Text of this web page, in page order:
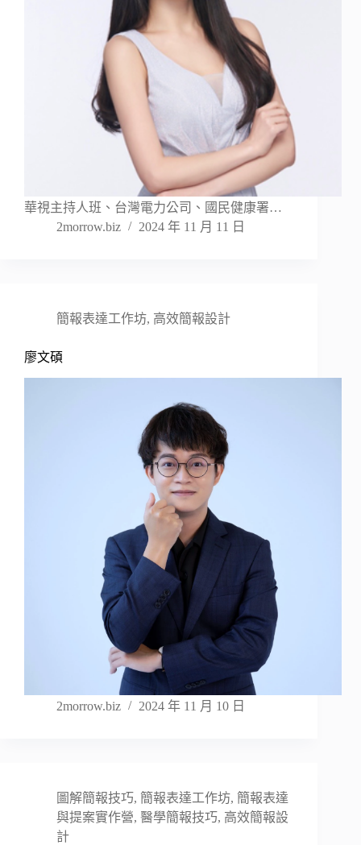
華視主持人班、台灣電力公司、國民健康署…
2morrow.biz
2024 年 11 月 11 日
簡報表達工作坊, 高效簡報設計
廖文碩
2morrow.biz 2024 年 11 月 10 日
圖解簡報技巧, 簡報表達工作坊, 簡報表達
與提案實作營, 醫學簡報技巧, 高效簡報設
計